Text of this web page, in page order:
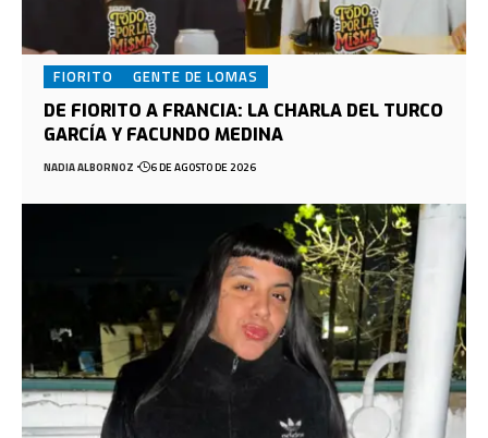
FIORITO GENTE DE LOMAS
DE FIORITO A FRANCIA: LA CHARLA DEL TURCO
GARCÍA Y FACUNDO MEDINA
NADIA ALBORNOZ 6 DE AGOSTO DE 2026